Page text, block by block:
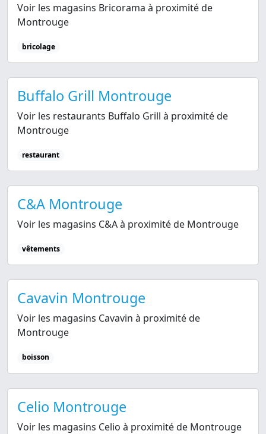
Voir les magasins Bricorama à proximité de
Montrouge
bricolage
Buffalo Grill Montrouge
Voir les restaurants Buffalo Grill à proximité de
Montrouge
restaurant
C&A Montrouge
Voir les magasins C&A à proximité de Montrouge
vêtements
Cavavin Montrouge
Voir les magasins Cavavin à proximité de
Montrouge
boisson
Celio Montrouge
Voir les magasins Celio à proximité de Montrouge